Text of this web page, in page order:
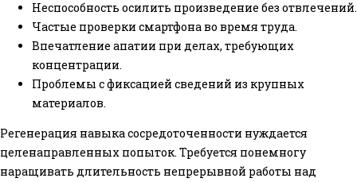
Неспособность осилить произведение без отвлечений.
Частые проверки смартфона во время труда.
Впечатление апатии при делах, требующих
концентрации.
Проблемы с фиксацией сведений из крупных
материалов.
Регенерация навыка сосредоточенности нуждается
целенаправленных попыток. Требуется понемногу
наращивать длительность непрерывной работы над